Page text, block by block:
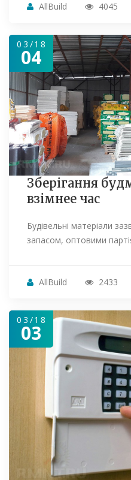
AllBuild 4045
03/18
04
Зберігання
взімнее час
Будівельні матеріали
запасом, оптовими
AllBuild 2433
03/18
03